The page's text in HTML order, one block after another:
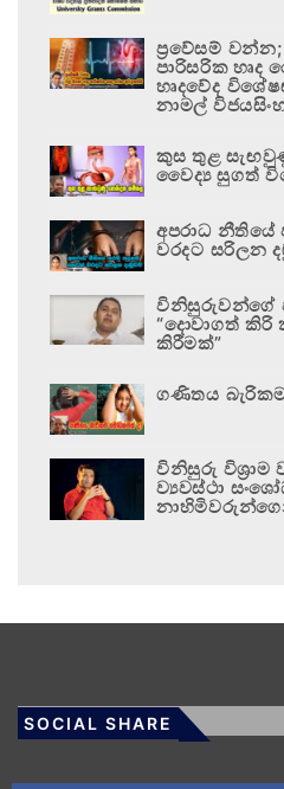
ප්‍රවේසම්
පාරිසරික හෘද
හෘදවේද
නාමල්
කුස තුළ
වෛද්‍ය සුගත්
අපරාධ
වරදට සරිලන
විනිසුරුවන්ගේ
“දොවාගත්
කිරීමක්”
ගණිතය
විනිසුරු විශ්‍රාම
ව්‍යවස්ථා
SOCIAL SHARE